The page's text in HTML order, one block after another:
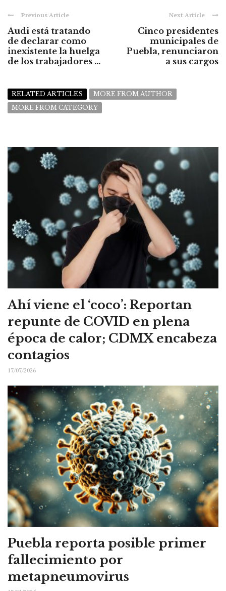
Previous Article
Audi está tratando
de declarar como
inexistente la huelga
de los trabajadores ...
Next Article
Cinco presidentes
municipales de
Puebla, renunciaron
a sus cargos
RELATED ARTICLES
MORE FROM AUTHOR
MORE FROM CATEGORY
Ahí viene el ‘coco’: Reportan
repunte de COVID en plena
época de calor; CDMX encabeza
contagios
17/07/2026
Puebla reporta posible primer
fallecimiento por
metapneumovirus